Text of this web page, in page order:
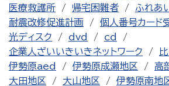
医療救護所
帰宅困難者
ふれあ
耐震改修促進計画
個人番号カード
光ディスク
dvd
cd
企業人ざいいきいきネットワーク
伊勢原aed
伊勢原成瀬地区
高
大田地区
大山地区 伊勢原南地